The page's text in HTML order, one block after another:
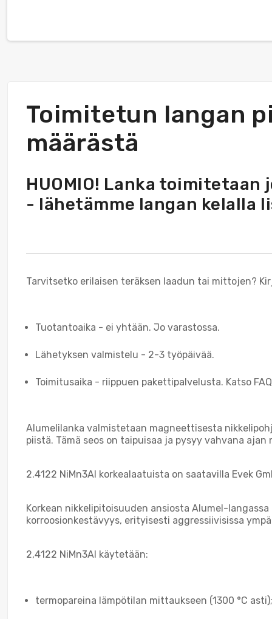
Toimitetun langan
määrästä
HUOMIO! Lanka
- lähetämme langan kelalla
Tarvitsetko erilaisen teräksen laadun tai mittojen?
Tuotantoaika - ei yhtään. Jo varastossa.
Lähetyksen valmistelu - 2-3 työpäivää.
Toimitusaika - riippuen pakettipalvelusta. Katso
Alumelilanka valmistetaan magneettisesta
piistä. Tämä seos on taipuisaa ja pysyy vahvana
2.4122 NiMn3Al korkealaatuista on saatavilla Evek
Korkean nikkelipitoisuuden ansiosta Alumel-
korroosionkestävyys, erityisesti aggressiivisissa
2,4122 NiMn3Al käytetään:
termopareina lämpötilan mittaukseen (1300 °C asti);